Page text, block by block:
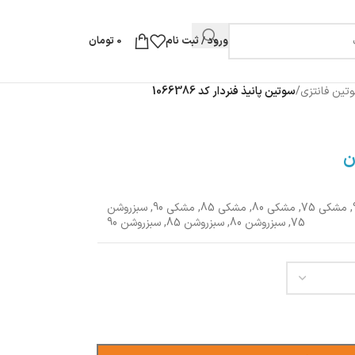
ورود / ثبت نام 0 تومان
فانتزی/سوتین پانیذ فنردار کد 1066386
, مشکی 75 , مشکی 80 , مشکی 85 , مشکی 90 ,سبزروشن
75
,سبزروشن 80 ,سبزروشن 85 ,سبزروشن 90